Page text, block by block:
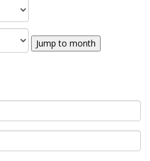
Jump to month